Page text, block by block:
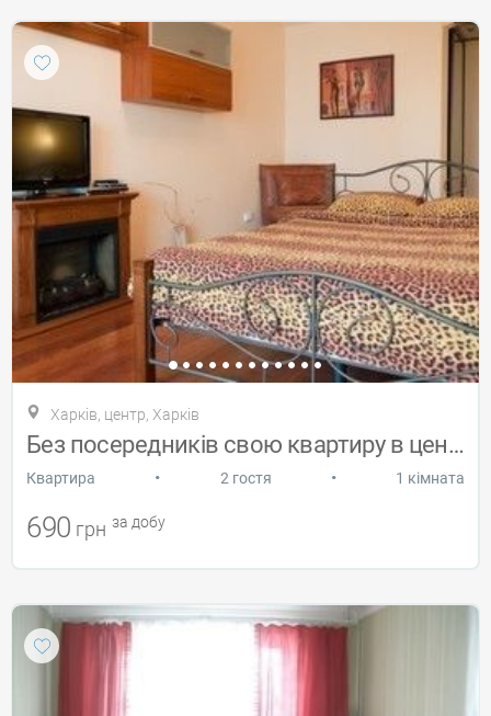
Харків, центр, Харків
Без посередників свою квартиру в центрі
Квартира • 2 гостя • 1 кімната
690 грн за добу